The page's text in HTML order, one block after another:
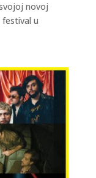
novoj
festival u